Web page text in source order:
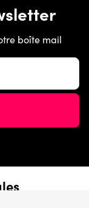
boîte mail